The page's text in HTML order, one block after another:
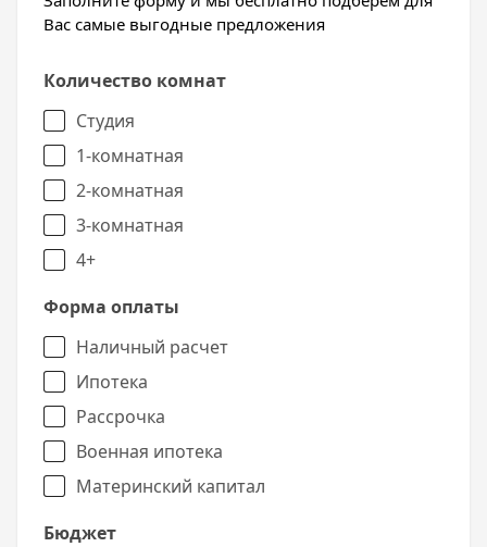
Вас самые выгодные предложения
Количество комнат
Студия
1-комнатная
2-комнатная
3-комнатная
4+
Форма оплаты
Наличный расчет
Ипотека
Рассрочка
Военная ипотека
Материнский капитал
Бюджет